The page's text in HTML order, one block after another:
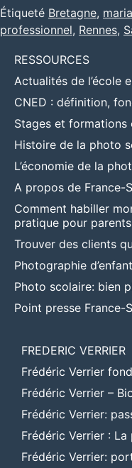
Étiqueté Bretagne,
professionnel, Rennes,
RESSOURCES
Actualités de l’école
CNED : définition,
Stages et formations
Histoire de la photo
L’économie de la
A propos de France-
Comment habiller
pratique pour parents
Trouver des clients
Photographie
Photo scolaire: bien
Point presse France-
FREDERIC VERRIER
Frédéric Verrier
Frédéric Verrier –
Frédéric Verrier:
Frédéric Verrier :
Frédéric Verrier: